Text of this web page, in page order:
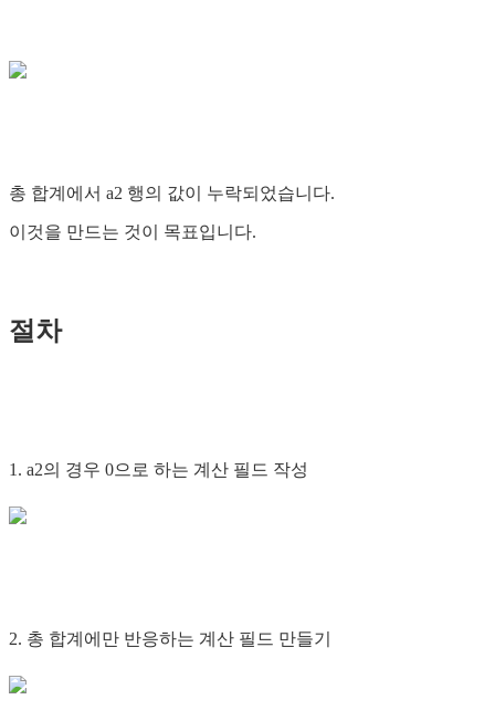
총 합계에서 a2 행의 값이 누락되었습니다.
이것을 만드는 것이 목표입니다.
절차
1. a2의 경우 0으로 하는 계산 필드 작성
2. 총 합계에만 반응하는 계산 필드 만들기